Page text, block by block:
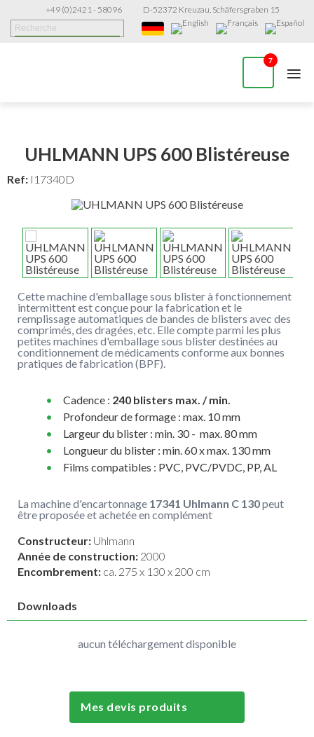
+49 (0)2421 - 58096 D-52372 Kreuzau, Schäfersgraben 15
7 ≡
UHLMANN UPS 600 Blistéreuse
Ref: I17340D
Cette machine d'emballage sous blister à fonctionnement
intermittent est conçue pour la fabrication et le
remplissage automatiques de bandes de blisters avec des
comprimés, des dragées, etc. Elle compte parmi les plus
petites machines d'emballage sous blister destinées au
conditionnement de médicaments conforme aux bonnes
pratiques de fabrication (BPF).
Cadence : 240 blisters max. / min.
Profondeur de formage : max. 10 mm
Largeur du blister : min. 30 - max. 80 mm
Longueur du blister : min. 60 x max. 130 mm
Films compatibles : PVC, PVC/PVDC, PP, AL
La machine d'encartonnage 17341 Uhlmann C 130peut
être proposée et achetée en complément
Constructeur: Uhlmann
Année de construction: 2000
Encombrement: ca. 275 x 130 x 200 cm
Downloads
aucun téléchargement disponible
Mes devis produits